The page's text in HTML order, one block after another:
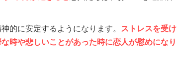
的に安定するようになります。 ストレスを受け
時や悲しいことがあった時に恋人が慰めになり